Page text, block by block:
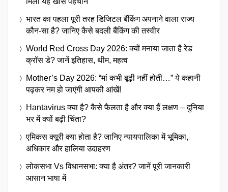
भारत का पहला पूरी तरह डिजिटल बैंकिंग अपनाने वाला राज्य
कौन-सा है? जानिए कैसे बदली बैंकिंग की तस्वीर
World Red Cross Day 2026: क्यों मनाया जाता है रेड
क्रॉस डे? जानें इतिहास, थीम, महत्व
Mother’s Day 2026: “मां कभी बूढ़ी नहीं होती…” ये कहानी
पढ़कर नम हो जाएंगी आपकी आंखें!
Hantavirus क्या है? कैसे फैलता है और क्या हैं लक्षण – दुनिया
भर में क्यों बढ़ी चिंता?
एमिकस क्यूरी क्या होता है? जानिए न्यायपालिका में भूमिका,
अधिकार और हालिया उदाहरण
लोकसभा Vs विधानसभा: क्या है अंतर? जानें पूरी जानकारी
आसान भाषा में